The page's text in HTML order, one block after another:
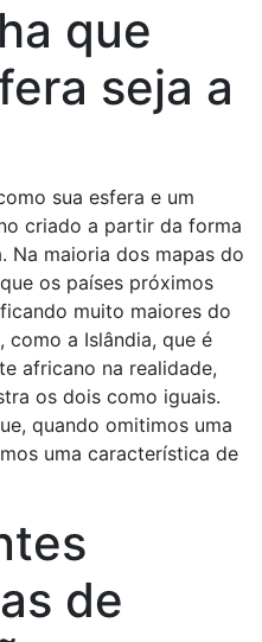
que
seja a
sua esfera e um
criado a partir da forma
Na maioria dos mapas do
os países próximos
muito maiores do
como a Islândia, que é
africano na realidade,
os dois como iguais.
quando omitimos uma
uma característica de
de